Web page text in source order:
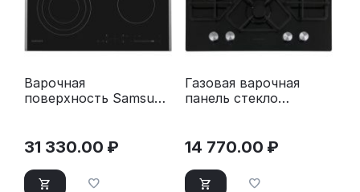
Варочная
поверхность Samsung
31 330.00 ₽
Газовая варочная
панель стекло
14 770.00 ₽